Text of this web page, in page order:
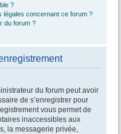
?
légales concernant ce forum ?
du forum ?
du forum peut avoir
de s’enregistrer pour
vous permet de
inaccessibles aux
la messagerie privée,